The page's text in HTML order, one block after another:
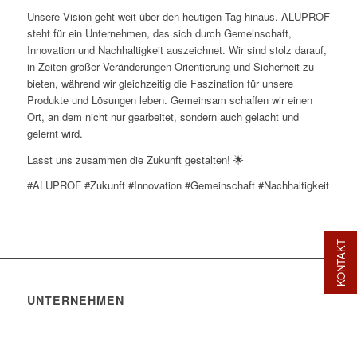
Unsere Vision geht weit über den heutigen Tag hinaus. ALUPROF
steht für ein Unternehmen, das sich durch Gemeinschaft,
Innovation und Nachhaltigkeit auszeichnet. Wir sind stolz darauf,
in Zeiten großer Veränderungen Orientierung und Sicherheit zu
bieten, während wir gleichzeitig die Faszination für unsere
Produkte und Lösungen leben. Gemeinsam schaffen wir einen
Ort, an dem nicht nur gearbeitet, sondern auch gelacht und
gelernt wird.
Lasst uns zusammen die Zukunft gestalten! 🌟
#ALUPROF #Zukunft #Innovation #Gemeinschaft #Nachhaltigkeit
UNTERNEHMEN
KONTAKT